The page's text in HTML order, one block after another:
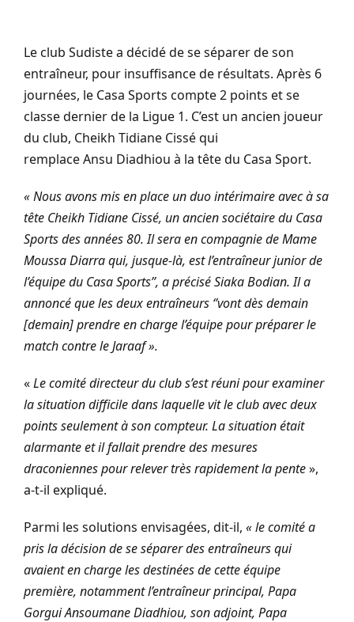
Le club Sudiste a décidé de se séparer de son
entraîneur, pour insuffisance de résultats. Après 6
journées, le Casa Sports compte 2 points et se
classe dernierde la Ligue 1. C’est un ancien joueur
du club, Cheikh Tidiane Cisséqui
remplaceAnsu Diadhiou à la tête du Casa Sport.
« Nous avons mis en place un duo intérimaire avec à sa
tête Cheikh Tidiane Cissé, un ancien sociétaire du Casa
Sports des années 80. Il sera en compagnie de Mame
Moussa Diarra qui, jusque-là, est l’entraîneur junior de
l’équipe du Casa Sports’’, a précisé Siaka Bodian. Il a
annoncé que les deux entraîneurs ‘’vont dès demain
[demain] prendre en charge l’équipe pour préparer le
match contre le Jaraaf ».
«Le comité directeur du club s’est réuni pour examiner
la situation difficile dans laquelle vit le club avec deux
points seulement à son compteur. La situation était
alarmante et il fallait prendre des mesures
draconiennes pour relever très rapidement la pente»,
a-t-il expliqué.
Parmi les solutions envisagées, dit-il, « le comité a
pris la décision de se séparer des entraîneurs qui
avaient en charge les destinées de cette équipe
première, notamment l’entraîneur principal, Papa
Gorgui Ansoumane Diadhiou, son adjoint, Papa